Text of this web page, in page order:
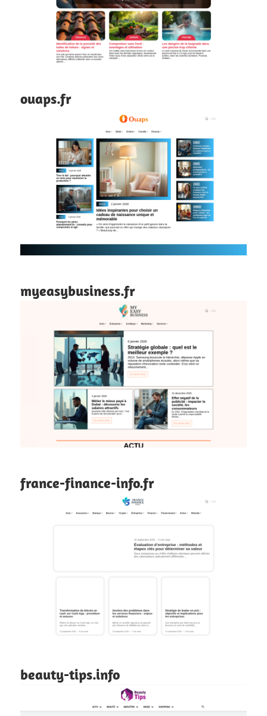
ouaps.fr
myeasybusiness.fr
france-finance-info.fr
beauty-tips.info